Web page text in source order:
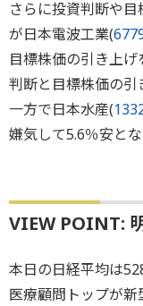
さらに投資判断や
が日本電波工業(
目標株価の引き上
判断と目標株価の引
一方で日本水産(
嫌気して5.6％安とな
VIEW POINT:
本日の日経平均は
医療顧問トップが